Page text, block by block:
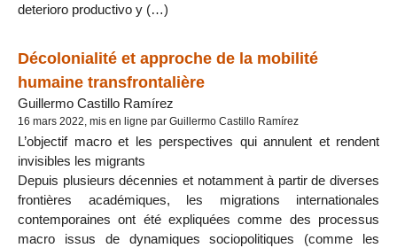
deterioro productivo y (…)
Décolonialité et approche de la mobilité
humaine transfrontalière
Guillermo Castillo Ramírez
16 mars 2022, mis en ligne par Guillermo Castillo Ramírez
L’objectif macro et les perspectives qui annulent et rendent
invisibles les migrants
Depuis plusieurs décennies et notamment à partir de diverses
frontières académiques, les migrations internationales
contemporaines ont été expliquées comme des processus
macro issus de dynamiques sociopolitiques (comme les